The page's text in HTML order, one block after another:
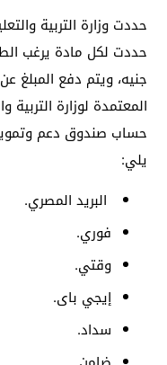
حددت وزارة التربية
جنيه، ويتم دفع المبلغ
المعتمدة لوزارة التربية
حساب صندوق دعم
يلي:
البريد المصري.
فوري.
وقتي.
إيجي باى.
سداد.